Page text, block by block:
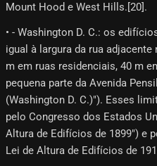
Mount Hood e West Hills.[20]​.
• - Washington D. C.: os
igual à largura da rua
m em ruas residenciais, 40 m
pequena parte da Avenida
(Washington D. C.)"). Esses
pelo Congresso dos Estados
Altura de Edifícios de 1899") e
Lei de Altura de Edifícios de